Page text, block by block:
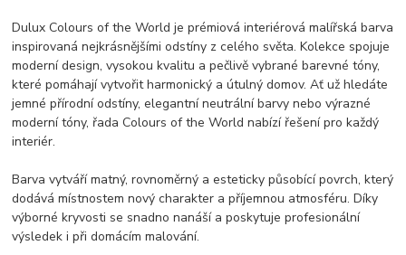
Dulux Colours of the World je prémiová interiérová malířská barva
inspirovaná nejkrásnějšími odstíny z celého světa. Kolekce spojuje
moderní design, vysokou kvalitu a pečlivě vybrané barevné tóny,
které pomáhají vytvořit harmonický a útulný domov. Ať už hledáte
jemné přírodní odstíny, elegantní neutrální barvy nebo výrazné
moderní tóny, řada Colours of the World nabízí řešení pro každý
interiér.
Barva vytváří matný, rovnoměrný a esteticky působící povrch, který
dodává místnostem nový charakter a příjemnou atmosféru. Díky
výborné kryvosti se snadno nanáší a poskytuje profesionální
výsledek i při domácím malování.